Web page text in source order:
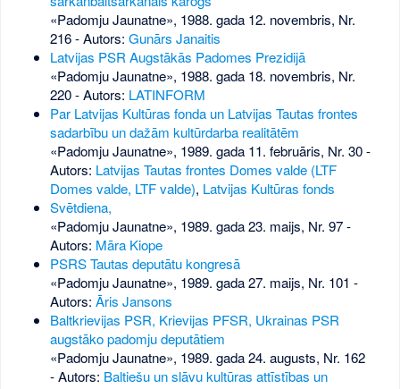
«Padomju Jaunatne», 1988. gada 12. novembris, Nr.
216- Autors: Gunārs Janaitis
Latvijas PSR Augstākās Padomes Prezidijā
«Padomju Jaunatne», 1988. gada 18. novembris, Nr.
220- Autors: LATINFORM
Par Latvijas Kultūras fonda un Latvijas Tautas frontes
sadarbību un dažām kultūrdarba realitātēm
«Padomju Jaunatne», 1989. gada 11. februāris, Nr. 30-
Autors: Latvijas Tautas frontes Domes valde (LTF
Domes valde, LTF valde), Latvijas Kultūras fonds
Svētdiena,
«Padomju Jaunatne», 1989. gada 23. maijs, Nr. 97-
Autors: Māra Kiope
PSRS Tautas deputātu kongresā
«Padomju Jaunatne», 1989. gada 27. maijs, Nr. 101 -
Autors: Āris Jansons
Baltkrievijas PSR, Krievijas PFSR, Ukrainas PSR
augstāko padomju deputātiem
«Padomju Jaunatne», 1989. gada 24. augusts, Nr. 162
- Autors: Baltiešu un slāvu kultūras attīstības un